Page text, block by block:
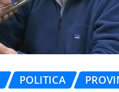
POLITICA